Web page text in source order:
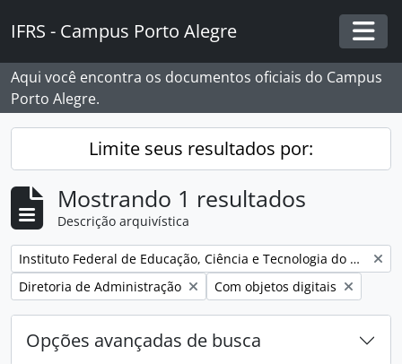
IFRS - Campus Porto Alegre
Aqui você encontra os documentos oficiais do Campus
Porto Alegre.
Limite seus resultados por:
Mostrando 1 resultados
Descrição arquivística
Remover filtro:
Instituto Federal de Educação, Ciência e Tecnologia do Rio Grande do Sul - Campus Porto Alegre
Remover filtro:
Diretoria de Administração Remover filtro:
Com objetos digitais
Opções avançadas de busca